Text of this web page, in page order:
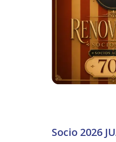
Socio 2026